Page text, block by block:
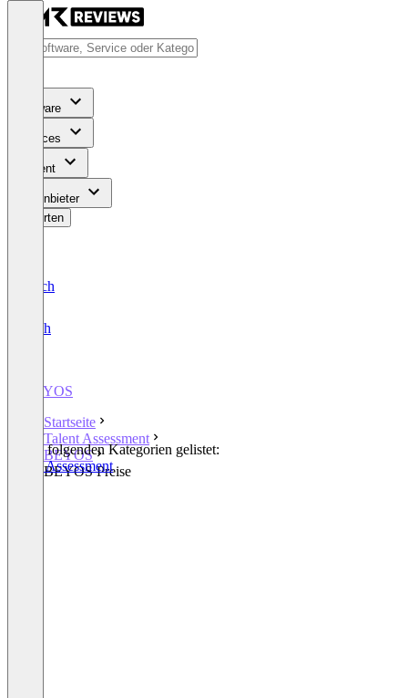
Software
Services
Content
Für Anbieter
Bewerten
Deutsch
English
BEYOS
Startseite
Talent Assessment
BEYOS
BEYOS Preise
In den folgenden Kategorien gelistet:
Talent Assessment